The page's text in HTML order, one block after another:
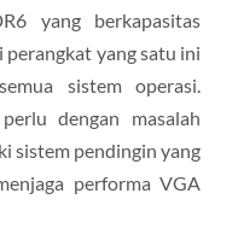
yang berkapasitas
perangkat yang satu ini
sistem operasi.
dengan masalah
sistem pendingin yang
performa VGA